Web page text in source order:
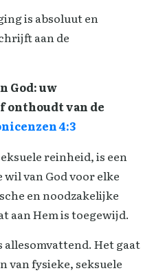
is absoluut en
aan de
God: uw
onthoudt van de
4:3
reinheid, is een
van God voor elke
en noodzakelijke
aan Hem is toegewijd.
Het gaat
van fysieke, seksuele